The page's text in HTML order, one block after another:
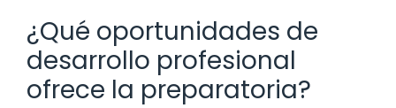
¿Qué oportunidades de
desarrollo profesional
ofrece la preparatoria?